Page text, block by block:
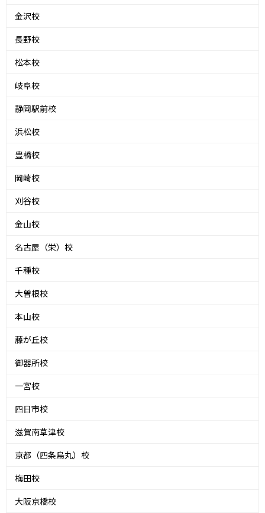
金沢校
長野校
松本校
岐阜校
静岡駅前校
浜松校
豊橋校
岡崎校
刈谷校
金山校
名古屋（栄）校
千種校
大曽根校
本山校
藤が丘校
御器所校
一宮校
四日市校
滋賀南草津校
京都（四条烏丸）校
梅田校
大阪京橋校